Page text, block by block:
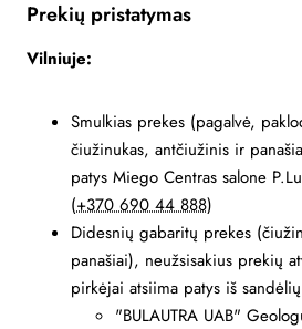
Prekių pristatymas
Vilniuje:
Smulkias prekes (pagalvė,
čiužinukas, antčiužinis ir
patys Miego Centras salone
(+370 690 44 888)
Didesnių gabaritų prekes
panašiai), neužsisakius prekių
pirkėjai atsiima patys iš
"BULAUTRA UAB"